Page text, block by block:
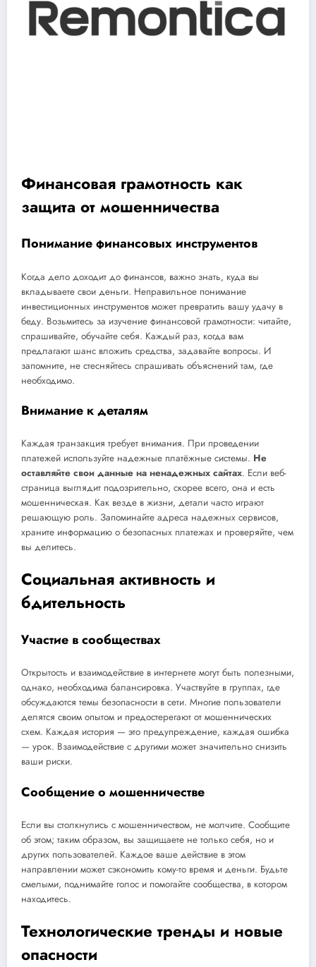
Финансовая грамотность как
защита от мошенничества
Понимание финансовых инструментов
Когда дело доходит до финансов, важно знать, куда вы
вкладываете свои деньги. Неправильное понимание
инвестиционных инструментов может превратить вашу удачу в
беду. Возьмитесь за изучение финансовой грамотности: читайте,
спрашивайте, обучайте себя. Каждый раз, когда вам
предлагают шанс вложить средства, задавайте вопросы. И
запомните, не стесняйтесь спрашивать объяснений там, где
необходимо.
Внимание к деталям
Каждая транзакция требует внимания. При проведении
платежей используйте надежные платёжные системы. Не
оставляйте свои данные на ненадежных сайтах. Если веб-
страница выглядит подозрительно, скорее всего, она и есть
мошенническая. Как везде в жизни, детали часто играют
решающую роль. Запоминайте адреса надежных сервисов,
храните информацию о безопасных платежах и проверяйте, чем
вы делитесь.
Социальная активность и
бдительность
Участие в сообществах
Открытость и взаимодействие в интернете могут быть полезными,
однако, необходима балансировка. Участвуйте в группах, где
обсуждаются темы безопасности в сети. Многие пользователи
делятся своим опытом и предостерегают от мошеннических
схем. Каждая история — это предупреждение, каждая ошибка
— урок. Взаимодействие с другими может значительно снизить
ваши риски.
Сообщение о мошенничестве
Если вы столкнулись с мошенничеством, не молчите. Сообщите
об этом; таким образом, вы защищаете не только себя, но и
других пользователей. Каждое ваше действие в этом
направлении может сэкономить кому-то время и деньги. Будьте
смелыми, поднимайте голос и помогайте сообщества, в котором
находитесь.
Технологические тренды и новые
опасности